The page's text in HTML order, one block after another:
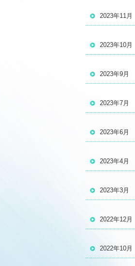
2023年11月
2023年10月
2023年9月
2023年7月
2023年6月
2023年4月
2023年3月
2022年12月
2022年10月